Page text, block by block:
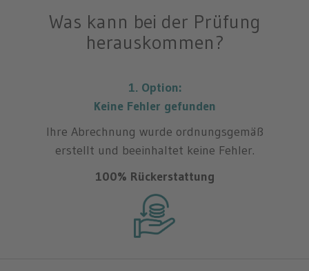
Was kann bei der Prüfung
herauskommen?
1. Option:
Keine Fehler gefunden
Ihre Abrechnung wurde ordnungsgemäß
erstellt und beeinhaltet keine Fehler.
100% Rückerstattung